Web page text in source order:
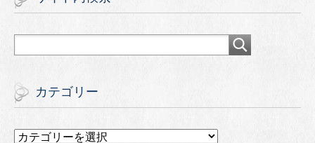
カテゴリー
カ